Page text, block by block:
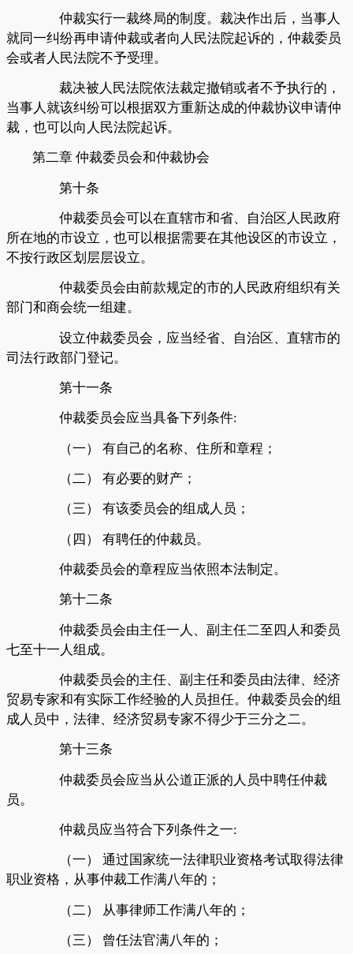
仲裁实行一裁终局的制度。裁决作出后，当事人
就同一纠纷再申请仲裁或者向人民法院起诉的，仲裁委员
会或者人民法院不予受理。
裁决被人民法院依法裁定撤销或者不予执行的，
当事人就该纠纷可以根据双方重新达成的仲裁协议申请仲
裁，也可以向人民法院起诉。
第二章 仲裁委员会和仲裁协会
第十条
仲裁委员会可以在直辖市和省、自治区人民政府
所在地的市设立，也可以根据需要在其他设区的市设立，
不按行政区划层层设立。
仲裁委员会由前款规定的市的人民政府组织有关
部门和商会统一组建。
设立仲裁委员会，应当经省、自治区、直辖市的
司法行政部门登记。
第十一条
仲裁委员会应当具备下列条件:
（一） 有自己的名称、住所和章程；
（二） 有必要的财产；
（三） 有该委员会的组成人员；
（四） 有聘任的仲裁员。
仲裁委员会的章程应当依照本法制定。
第十二条
仲裁委员会由主任一人、副主任二至四人和委员
七至十一人组成。
仲裁委员会的主任、副主任和委员由法律、经济
贸易专家和有实际工作经验的人员担任。仲裁委员会的组
成人员中，法律、经济贸易专家不得少于三分之二。
第十三条
仲裁委员会应当从公道正派的人员中聘任仲裁
员。
仲裁员应当符合下列条件之一:
（一）
通过国家统一法律职业资格考试取得法律
职业资格，从事仲裁工作满八年的；
（二） 从事律师工作满八年的；
（三） 曾任法官满八年的；